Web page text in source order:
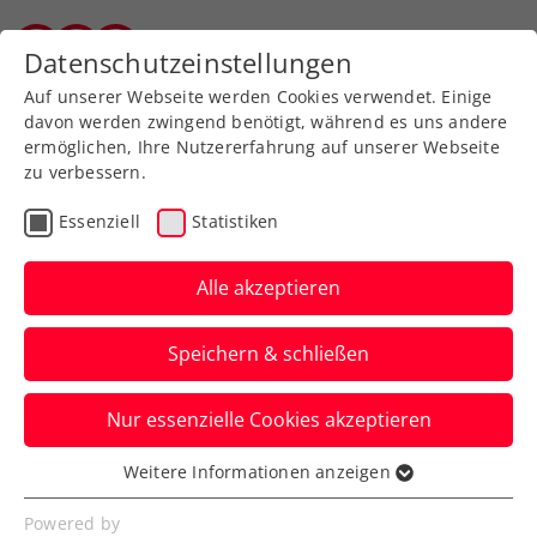
Zurück zur Newsübersicht
Turniere
ATP München:
Erler/Miedler im
Halbfinale, Thiem mit
Sieg und Niederlage
In der bayerischen Landeshauptstadt ist
ein Doppelendspiel mit drei ÖTV-Assen
möglich.
Datenschutzeinstellungen
Auf unserer Webseite werden Cookies verwendet. Einige
davon werden zwingend benötigt, während es uns andere
ermöglichen, Ihre Nutzererfahrung auf unserer Webseite
zu verbessern.
Essenziell Statistiken
Alle akzeptieren
Speichern & schließen
Nur essenzielle Cookies akzeptieren
Essenziell
Essenzielle Cookies werden für grundlegende
Weitere Informationen anzeigen
Powered by